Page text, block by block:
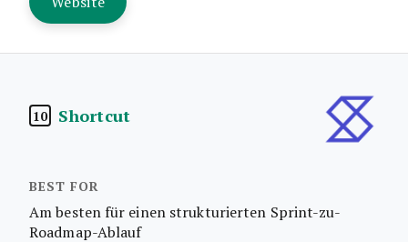
10 Shortcut
Am besten für einen strukturierten Sprint-zu-
Roadmap-Ablauf